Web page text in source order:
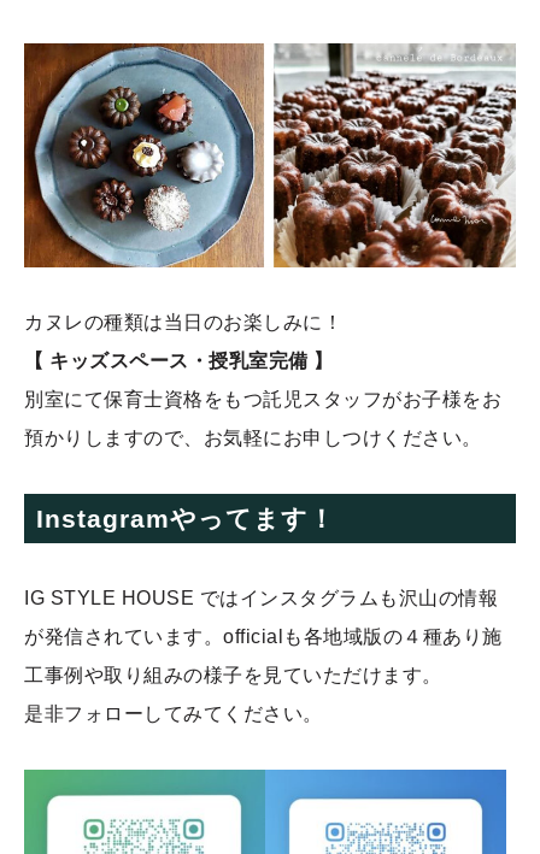
カヌレの種類は当日のお楽しみに！
【 キッズスペース・授乳室完備 】
別室にて保育士資格をもつ託児スタッフがお子様をお
預かりしますので、お気軽にお申しつけください。
Instagramやってます！
IG STYLE HOUSE ではインスタグラムも沢山の情報
が発信されています。officialも各地域版の４種あり施
工事例や取り組みの様子を見ていただけます。
是非フォローしてみてください。